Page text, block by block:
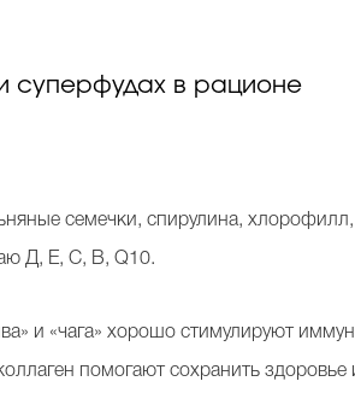
суперфудах в рационе
семечки, спирулина,
Д, Е, С, В, Q10.
и «чага» хорошо стимулируют
помогают сохранить здоровье